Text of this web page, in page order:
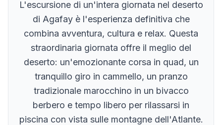
L'escursione di un'intera giornata nel deserto
di Agafay è l'esperienza definitiva che
combina avventura, cultura e relax. Questa
straordinaria giornata offre il meglio del
deserto: un'emozionante corsa in quad, un
tranquillo giro in cammello, un pranzo
tradizionale marocchino in un bivacco
berbero e tempo libero per rilassarsi in
piscina con vista sulle montagne dell'Atlante.